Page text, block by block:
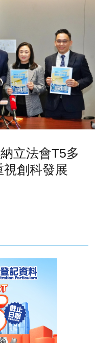
立法會T5多
創科發展